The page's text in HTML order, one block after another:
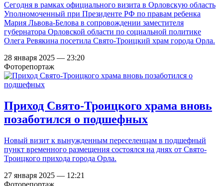
Сегодня в рамках официального визита в Орловскую область
Уполномоченный при Президенте РФ по правам ребенка
Мария Львова-Белова в сопровождении заместителя
губернатора Орловской области по социальной политике
Олега Ревякина посетила Свято-Троицкий храм города Орла.
28 января 2025 — 23:20
Фоторепортаж
Приход Свято-Троицкого храма вновь
позаботился о подшефных
Новый визит к вынужденным переселенцам в подшефный
пункт временного размещения состоялся на днях от Свято-
Троицкого прихода города Орла.
27 января 2025 — 12:21